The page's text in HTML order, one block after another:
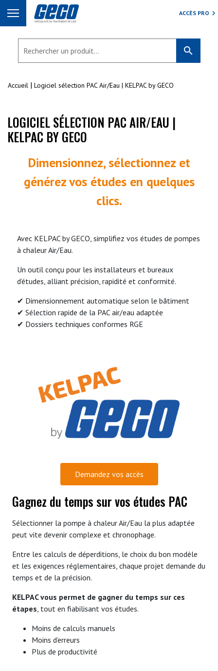
ACCÈS PRO
search
Accueil Logiciel sélection PAC Air/Eau | KELPAC by GECO
LOGICIEL SÉLECTION PAC AIR/EAU |
KELPAC BY GECO
Dimensionnez, sélectionnez et
générez vos études en quelques
clics.
Avec KELPAC by GECO, simplifiez vos études de pompes
à chaleur Air/Eau.
Un outil conçu pour les installateurs et bureaux
d’études, alliant précision, rapidité et conformité.
✔ Dimensionnement automatique selon le bâtiment
✔ Sélection rapide de la PAC air/eau adaptée
✔ Dossiers techniques conformes RGE
Demandez vos accès
Gagnez du temps sur vos études PAC
Sélectionner la pompe à chaleur Air/Eau la plus adaptée
peut vite devenir complexe et chronophage.
Entre les calculs de déperditions, le choix du bon modèle
et les exigences réglementaires, chaque projet demande du
temps et de la précision.
KELPAC vous permet de gagner du temps sur ces
étapes , tout en fiabilisant vos études.
Moins de calculs manuels
Moins d’erreurs
Plus de productivité